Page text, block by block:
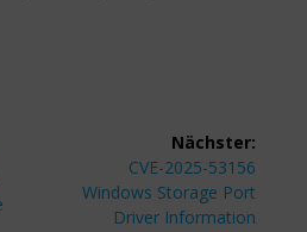
Nächster:
Nächster
Beitrag:
CVE-2025-53156
Windows Storage Port
Driver Information